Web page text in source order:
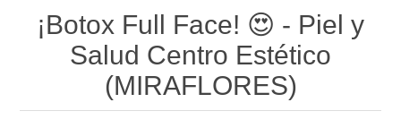
¡Botox Full Face! 😍 - Piel y
Salud Centro Estético
(MIRAFLORES)